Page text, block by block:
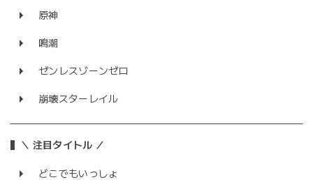
原神
鳴潮
ゼンレスゾーンゼロ
崩壊スターレイル
＼ 注目タイトル ／
どこでもいっしょ